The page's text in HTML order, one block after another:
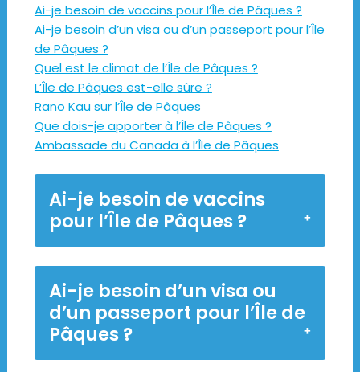
Ai-je besoin de vaccins pour l’Île de Pâques ?
Ai-je besoin d’un visa ou d’un passeport pour l’Île
de Pâques ?
Quel est le climat de l’Île de Pâques ?
L’Île de Pâques est-elle sûre ?
Rano Kau sur l’Île de Pâques
Que dois-je apporter à l’Île de Pâques ?
Ambassade du Canada à l’Île de Pâques
Ai-je besoin de vaccins
pour l’Île de Pâques ?
Ai-je besoin d’un visa ou
d’un passeport pour l’Île de
Pâques ?